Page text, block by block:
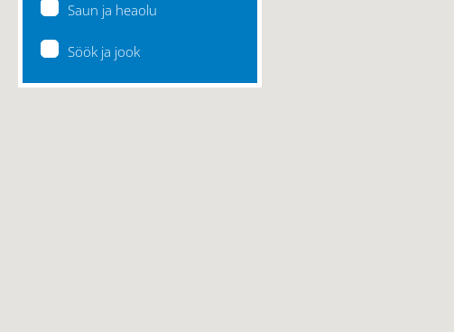
Saun ja heaolu
Söök ja jook